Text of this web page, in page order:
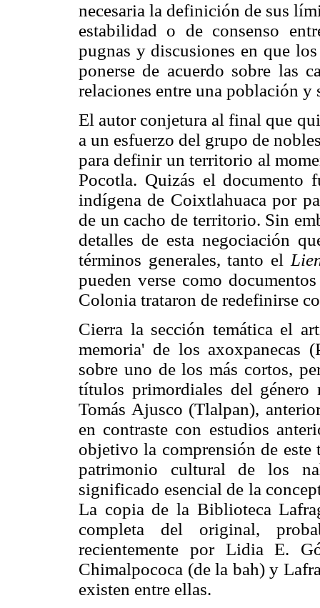
necesaria la definición de sus
estabilidad o de consenso
pugnas y discusiones en que
ponerse de acuerdo sobre las
relaciones entre una población y
El autor conjetura al final que
a un esfuerzo del grupo de
para definir un territorio al
Pocotla. Quizás el documento
indígena de Coixtlahuaca por
de un cacho de territorio. Sin
detalles de esta negociación
términos generales, tanto el
pueden verse como
Colonia trataron de redefinirse
Cierra la sección temática el
memoria' de los axoxpanecas
sobre uno de los más cortos,
títulos primordiales del
Tomás Ajusco (Tlalpan),
en contraste con estudios
objetivo la comprensión de
patrimonio cultural de los
significado esencial de la
La copia de la Biblioteca
completa del original,
recientemente por Lidia E.
Chimalpococa (de la bah) y
existen entre ellas.